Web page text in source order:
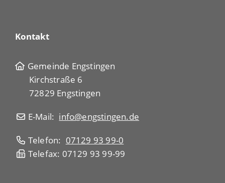
Kontakt
Gemeinde Engstingen
Kirchstraße 6
72829 Engstingen
E-Mail: info@engstingen.de
Telefon: 07129 93 99-0
Telefax: 07129 93 99-99